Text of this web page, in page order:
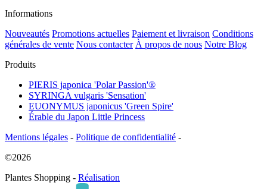
Informations
Nouveautés Promotions actuelles Paiement et livraison Conditions
générales de vente Nous contacter À propos de nous Notre Blog
Produits
PIERIS japonica 'Polar Passion'®
SYRINGA vulgaris 'Sensation'
EUONYMUS japonicus 'Green Spire'
Érable du Japon Little Princess
Mentions légales - Politique de confidentialité -
©2026
Plantes Shopping - Réalisation